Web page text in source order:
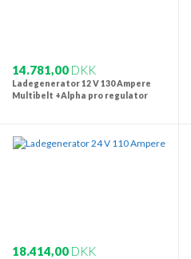
14.781,00 DKK
Ladegenerator 12 V 130 Ampere
Multibelt +Alpha pro regulator
18.414,00 DKK